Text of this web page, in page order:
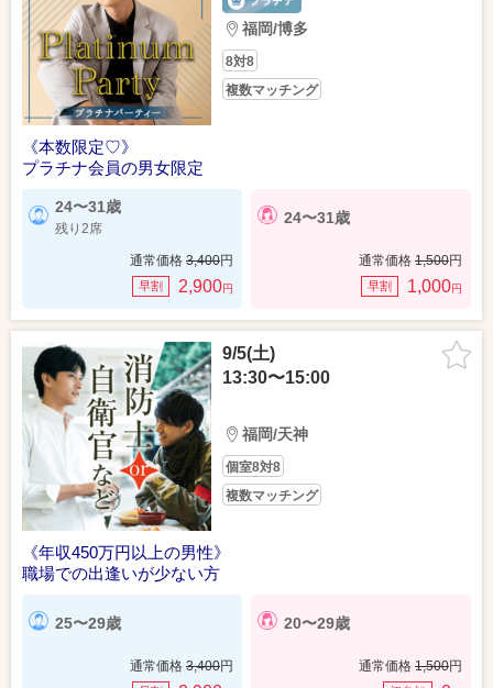
福岡/博多
8対8
複数マッチング
《本数限定♡》
プラチナ会員の男女限定
24〜31歳
残り2席
通常価格 3,400円
早割 2,900円
24〜31歳
通常価格 1,500円
早割 1,000円
9/5(土)
13:30〜15:00
福岡/天神
個室8対8
複数マッチング
《年収450万円以上の男性》
職場での出逢いが少ない方
25〜29歳
通常価格 3,400円
20〜29歳
通常価格 1,500円